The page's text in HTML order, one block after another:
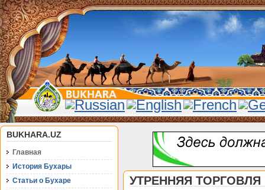
BUKHARA.UZ
Главная
История Бухары
Статьи о Бухаре
УТРЕННЯЯ ТОРГОВЛЯ